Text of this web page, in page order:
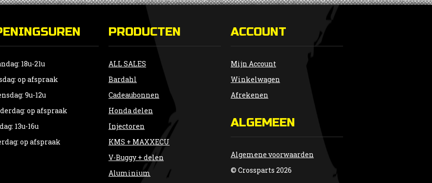
18u-21u
op afspraak
9u-12u
op afspraak
13u-16u
op afspraak
PRODUCTEN
ALL SALES
Bardahl
Cadeaubonnen
Honda delen
Injectoren
KMS + MAXXECU
V-Buggy + delen
Aluminium
ACCOUNT
Mijn Account
Winkelwagen
Afrekenen
ALGEMEEN
Algemene voorwaarden
© Crossparts 2026